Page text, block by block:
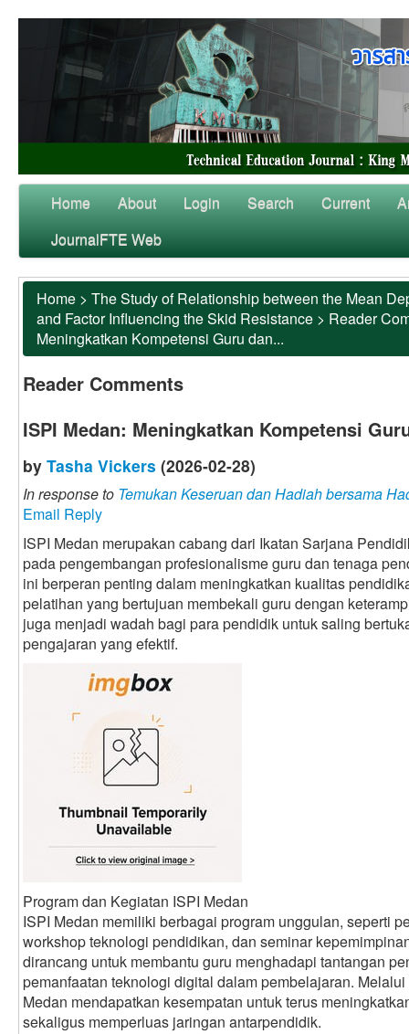
Home About Login Search Current
JournalFTE Web
Home > The Study of Relationship between the Mean
and Factor Influencing the Skid Resistance > Reader
Meningkatkan Kompetensi Guru dan...
Reader Comments
ISPI Medan: Meningkatkan Kompetensi
by Tasha Vickers (2026-02-28)
In response to Temukan Keseruan dan Hadiah bersama
Email Reply
ISPI Medan merupakan cabang dari Ikatan Sarjana
pada pengembangan profesionalisme guru dan tenaga
ini berperan penting dalam meningkatkan kualitas
pelatihan yang bertujuan membekali guru dengan
juga menjadi wadah bagi para pendidik untuk saling
pengajaran yang efektif.
Program dan Kegiatan ISPI Medan
ISPI Medan memiliki berbagai program unggulan, seperti
workshop teknologi pendidikan, dan seminar
dirancang untuk membantu guru menghadapi tantangan
pemanfaatan teknologi digital dalam pembelajaran.
Medan mendapatkan kesempatan untuk terus
sekaligus memperluas jaringan antarpendidik.